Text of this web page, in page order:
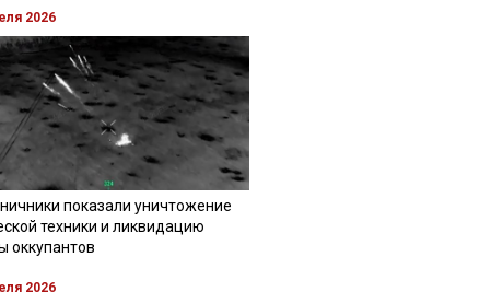
2026
показали уничтожение
техники и ликвидацию
оккупантов
2026